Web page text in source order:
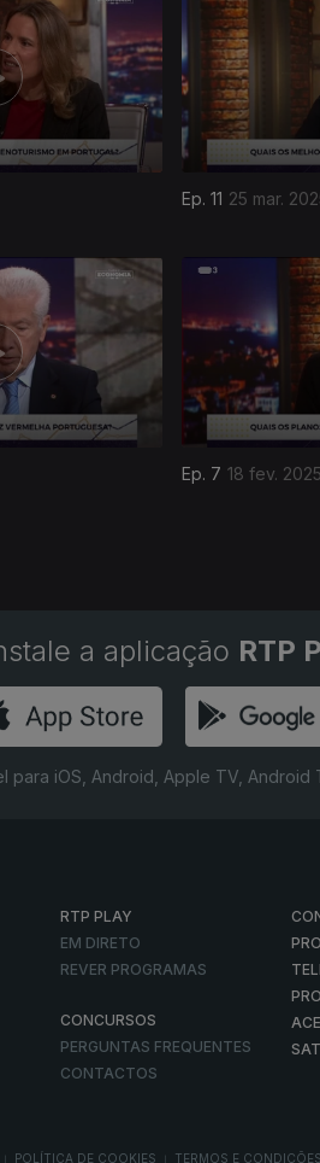
Ep. 11 25 mar.
Ep. 7 18 fev. 2025
a aplicação RTP
para iOS, Android, Apple TV, Android
RTP PLAY
EM DIRETO
REVER PROGRAMAS
CONCURSOS
PERGUNTAS FREQUENTES
CONTACTOS
POLÍTICA DE COOKIES TERMOS E CONDIÇÕES